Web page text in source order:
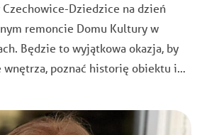
Dziedzice na dzień
remoncie Domu Kultury w
Będzie to wyjątkowa okazja, by
wnętrza, poznać historię obiektu i…